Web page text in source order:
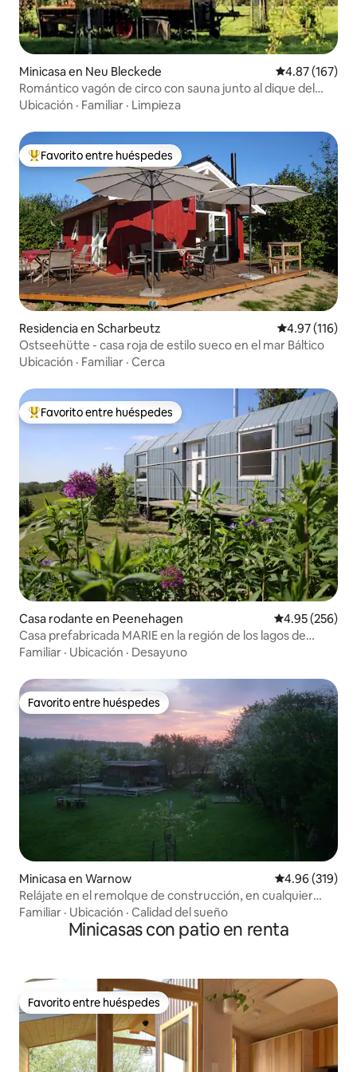
Minicasa en Neu Bleckede Calificación
4.87 (167)
Romántico vagón de circo con sauna junto al dique del
Elba
Ubicación · Familiar · Limpieza
De los mejores en Favorito entre huéspedes
Favorito entre huéspedes
Residencia en Scharbeutz Calificación
4.97 (116)
Ostseehütte - casa roja de estilo sueco en el mar Báltico
Ubicación · Familiar · Cerca
De los mejores en Favorito entre huéspedes
Favorito entre huéspedes
Casa rodante en Peenehagen Calificación
4.95 (256)
Casa prefabricada MARIE en la región de los lagos de
Mecklemburgo
Familiar · Ubicación · Desayuno
Favorito entre huéspedes
Favorito entre huéspedes
Minicasa en Warnow Calificación
4.96 (319)
Relájate en el remolque de construcción, en cualquier
clima
Familiar · Ubicación · Calidad del sueño
Minicasas con patio en renta
Favorito entre huéspedes
Favorito entre huéspedes